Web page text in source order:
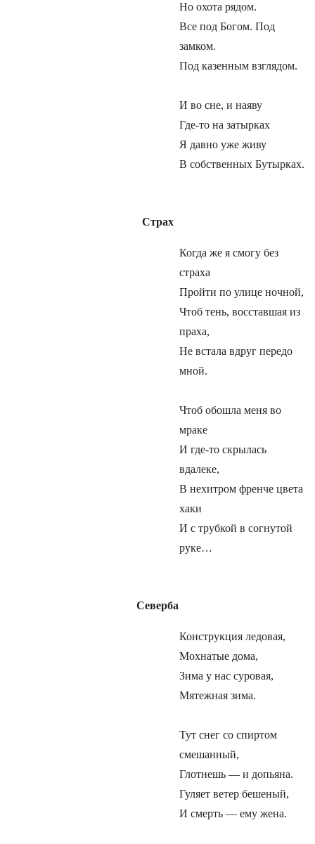
Но охота рядом.
Все под Богом. Под
замком.
Под казенным взглядом.
И во сне, и наяву
Где-то на затырках
Я давно уже живу
В собственных Бутырках.
Страх
Когда же я смогу без
страха
Пройти по улице ночной,
Чтоб тень, восставшая из
праха,
Не встала вдруг передо
мной.
Чтоб обошла меня во
мраке
И где-то скрылась
вдалеке,
В нехитром френче цвета
хаки
И с трубкой в согнутой
руке…
Северба
Конструкция ледовая,
Мохнатые дома,
Зима у нас суровая,
Мятежная зима.
Тут снег со спиртом
смешанный,
Глотнешь — и допьяна.
Гуляет ветер бешеный,
И смерть — ему жена.